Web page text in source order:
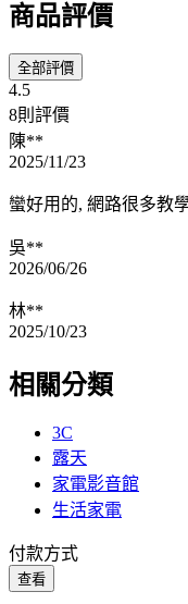
商品評價
全部評價
4.5
8則評價
陳**
2025/11/23
蠻好用的, 網路很多教
吳**
2026/06/26
林**
2025/10/23
相關分類
3C
露天
家電影音館
生活家電
付款方式
查看